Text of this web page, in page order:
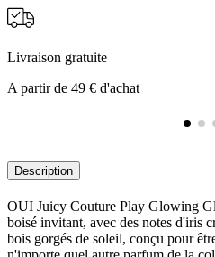
Livraison gratuite
A partir de 49 € d'achat
Description
OUI Juicy Couture Play Glowing
boisé invitant, avec des notes d'iris
bois gorgés de soleil, conçu pour